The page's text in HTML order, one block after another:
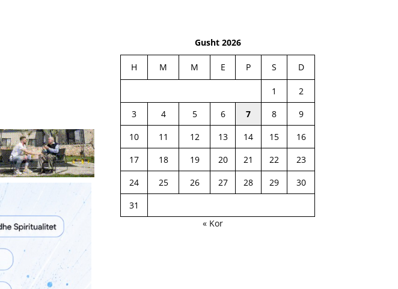
Gusht 2026
H M M E P S D
1
2
3
4 5 6 7 8
9
10
11 12 13 14 15
16
17
18 19 20 21 22
23
24
25 26 27 28 29
30
31
« Kor